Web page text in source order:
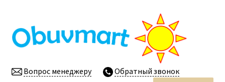
к
навигации
к
содержимому
Вопрос менеджеру Обратный звонок